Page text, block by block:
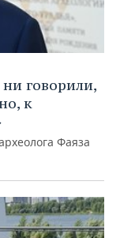
говорили,
к
Фаяза